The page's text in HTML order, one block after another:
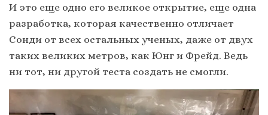
И это еще одно его великое открытие, еще одна
разработка, которая качественно отличает
Сонди от всех остальных ученых, даже от двух
таких великих метров, как Юнг и Фрейд. Ведь
ни тот, ни другой теста создать не смогли.